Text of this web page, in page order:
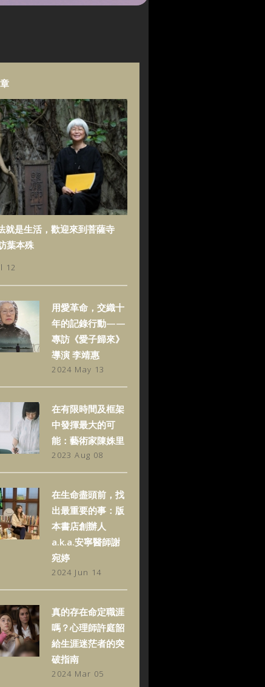
就是生活，歡迎來到菩薩寺
本殊
12
用愛革命，交織十
年的記錄行動——
專訪《愛子歸來》
導演 李靖惠
2024 May 13
在有限時間及框架
中發揮最大的可
能：藝術家陳姝里
2023 Aug 08
在生命盡頭前，找
出最重要的事：版
本書店創辦人
a.k.a.安寧醫師謝
宛婷
2024 Jun 14
真的存在命定職涯
嗎？心理師許庭韶
給生涯迷茫者的突
破指南
2024 Mar 05